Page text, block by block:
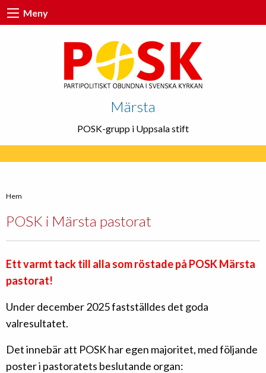
Meny
Märsta
POSK-grupp i Uppsala stift
Hem
POSK i Märsta pastorat
Ett varmt tack till alla som röstade på POSK Märsta
pastorat!
Under december 2025 fastställdes det goda
valresultatet.
Det innebär att POSK har egen majoritet, med följande
poster i pastoratets beslutande organ: